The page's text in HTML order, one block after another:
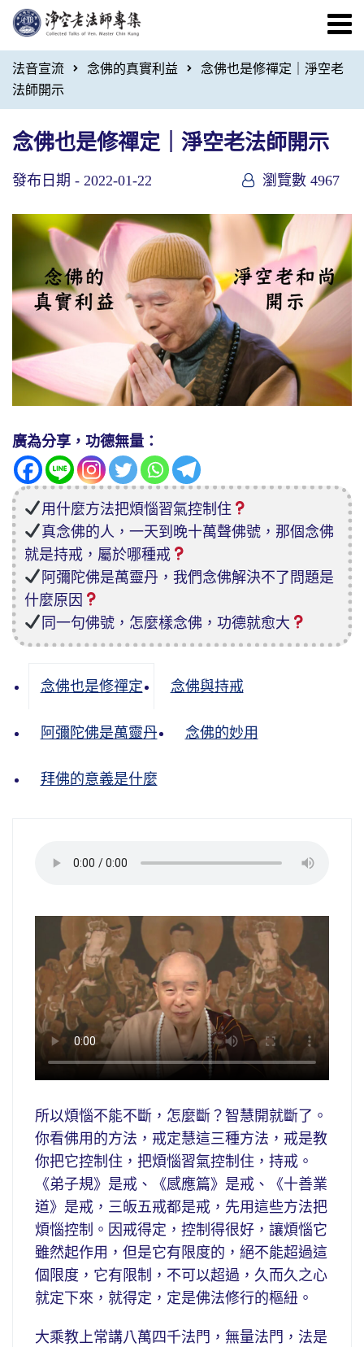
法音宣流 念佛的真實利益
念佛也是修禪定｜淨空老
法師開示
念佛也是修禪定｜淨空老法師開示
發布日期 - 2022-01-22 瀏覽數 4967
廣為分享，功德無量：
用什麼方法把煩惱習氣控制住
真念佛的人，一天到晚十萬聲佛號，那個念佛
就是持戒，屬於哪種戒
阿彌陀佛是萬靈丹，我們念佛解決不了問題是
什麼原因
同一句佛號，怎麼樣念佛，功德就愈大
念佛也是修禪定 念佛與持戒
阿彌陀佛是萬靈丹 念佛的妙用
拜佛的意義是什麼
所以煩惱不能不斷，怎麼斷？智慧開就斷了。
你看佛用的方法，戒定慧這三種方法，戒是教
你把它控制住，把煩惱習氣控制住，持戒。
《弟子規》是戒、《感應篇》是戒、《十善業
道》是戒，三皈五戒都是戒，先用這些方法把
煩惱控制。因戒得定，控制得很好，讓煩惱它
雖然起作用，但是它有限度的，絕不能超過這
個限度，它有限制，不可以超過，久而久之心
就定下來，就得定，定是佛法修行的樞紐。
大乘教上常講八萬四千法門，無量法門，法是